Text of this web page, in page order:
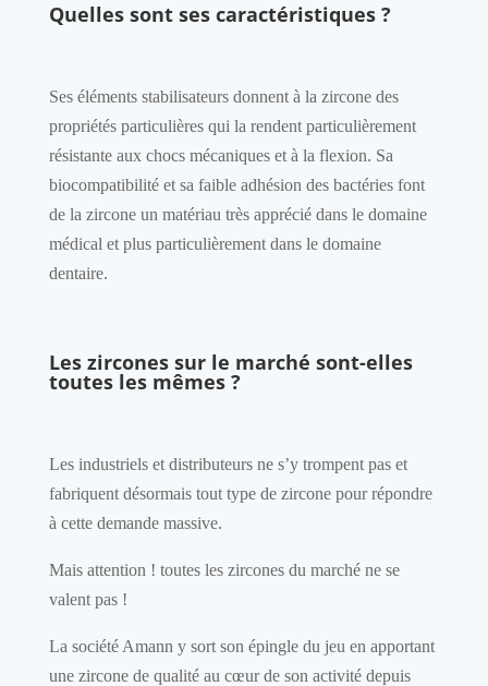
Quelles sont ses caractéristiques ?
Ses éléments stabilisateurs donnent à la zircone des
propriétés particulières qui la rendent particulièrement
résistante aux chocs mécaniques et à la flexion. Sa
biocompatibilité et sa faible adhésion des bactéries font
de la zircone un matériau très apprécié dans le domaine
médical et plus particulièrement dans le domaine
dentaire.
Les zircones sur le marché sont-elles
toutes les mêmes ?
Les industriels et distributeurs ne s’y trompent pas et
fabriquent désormais tout type de zircone pour répondre
à cette demande massive.
Mais attention ! toutes les zircones du marché ne se
valent pas !
La société Amann y sort son épingle du jeu en apportant
une zircone de qualité au cœur de son activité depuis